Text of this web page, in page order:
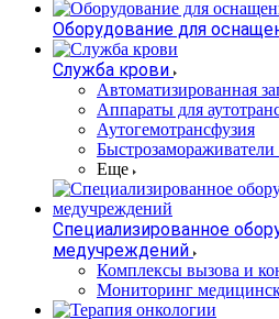
Оборудование для
Служба крови
Автоматизированная
Аппараты для
Аутогемотрансфузия
Еще
Специализированное
медучреждений
Комплексы вызова и
Мониторинг